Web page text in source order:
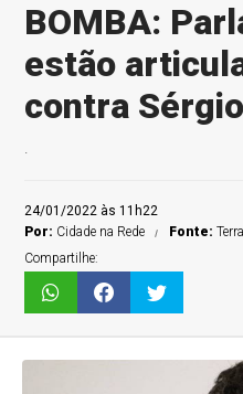
BOMBA:
estão
contra
.
24/01/2022 às 11h22
Por: Cidade na Rede Fonte:
Compartilhe: